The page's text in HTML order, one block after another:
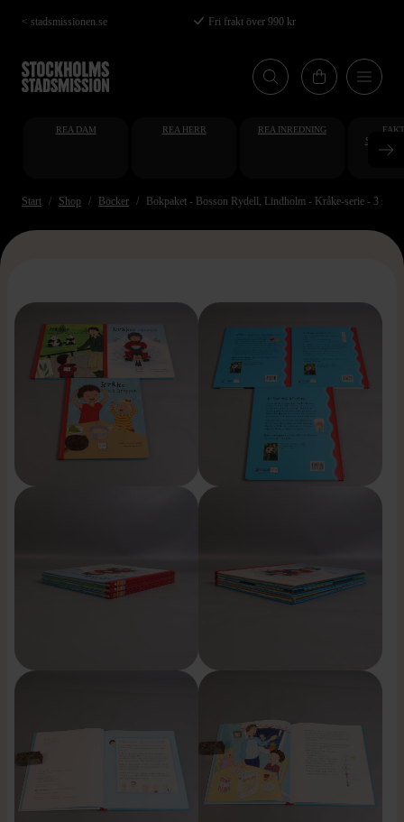
Hoppa
till
huvudinnehåll
< stadsmissionen.se Fri frakt över 990 kr
REA DAM REA HERR REA INREDNING
Start Shop Böcker Bokpaket - Bosson Rydell, Lindholm - Kråke-serie - 3
>